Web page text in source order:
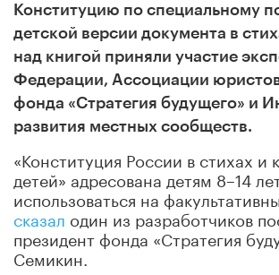
Конституцию по специальному
детской версии документа в
над книгой приняли участие
Федерации, Ассоциации
фонда «Стратегия будущего» и
развития местных сообществ.
«Конституция России в стихах и
детей» адресована детям 8–14
использоваться на
сказал один из разработчиков
президент фонда «Стратегия
Семикин.